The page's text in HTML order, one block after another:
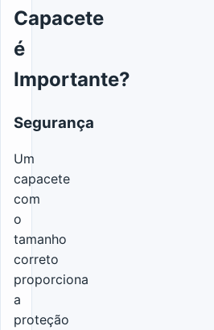
Capacete
é
Importante?
Segurança
Um
capacete
com
o
tamanho
correto
proporciona
a
proteção